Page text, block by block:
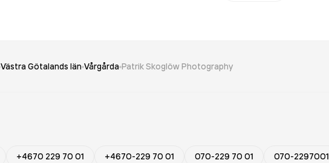
Västra Götalands län Vårgårda Patrik Skoglöw Photography
+4670 229 70 01 +4670-229 70 01 070-229 70 01 070-2297001